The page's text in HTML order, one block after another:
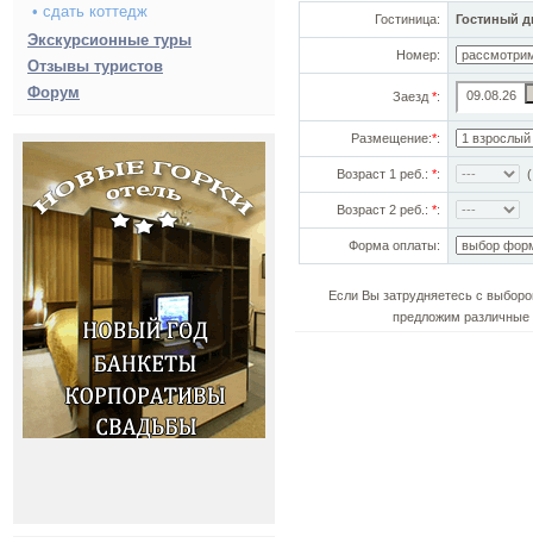
• сдать коттедж
Экскурсионные туры
Отзывы туристов
Форум
Гостиница: Гостиный
Номер:
Заезд *:
Размещение:*:
Возраст 1 реб.: *:
Возраст 2 реб.: *:
Форма оплаты:
Если Вы затрудняетесь с
предложим различные